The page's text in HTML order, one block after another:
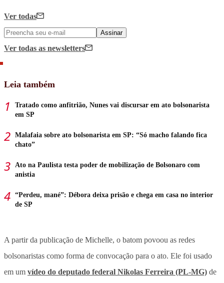
Ver todas
Assinar
Ver todas as newsletters
Leia também
Tratado como anfitrião, Nunes vai discursar em ato bolsonarista
em SP
Malafaia sobre ato bolsonarista em SP: “Só macho falando fica
chato”
Ato na Paulista testa poder de mobilização de Bolsonaro com
anistia
“Perdeu, mané”: Débora deixa prisão e chega em casa no interior
de SP
A partir da publicação de Michelle, o batom povoou as redes
bolsonaristas como forma de convocação para o ato. Ele foi usado
em um vídeo do deputado federal Nikolas Ferreira (PL-MG) de